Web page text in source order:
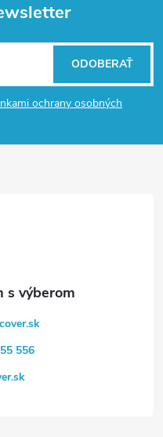
ochrany osobných
ODOBERAŤ
556